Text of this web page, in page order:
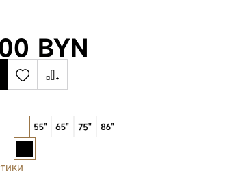
Complete White
BYN